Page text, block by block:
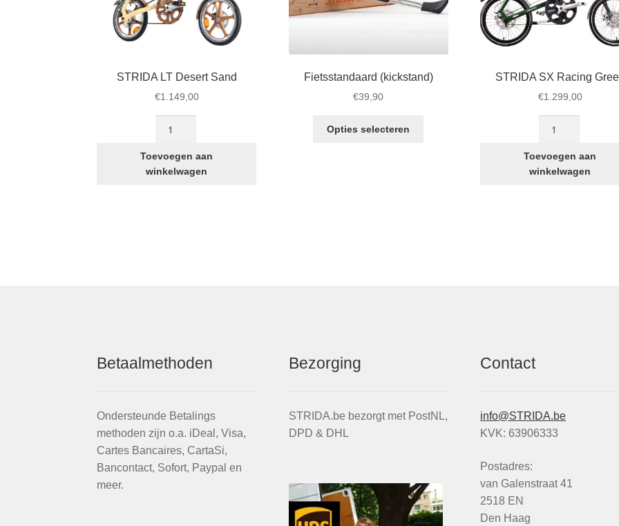
STRIDA LT Desert Sand
€1.149,00
Desert
Sand
Toevoegen aan
winkelwagen
Fietsstandaard (kickstand)
€39,90
Opties selecteren
STRIDA SX Racing
€1.299,00
Racing
Green
Toevoegen aan
winkelwagen
Betaalmethoden
Ondersteunde Betalings
methoden zijn o.a. iDeal, Visa,
Cartes Bancaires, CartaSi,
Bancontact, Sofort, Paypal en
meer.
Bezorging
STRIDA.be bezorgt met PostNL,
DPD & DHL
Contact
info@STRIDA.be
KVK: 63906333
Postadres:
van Galenstraat 41
2518 EN
Den Haag